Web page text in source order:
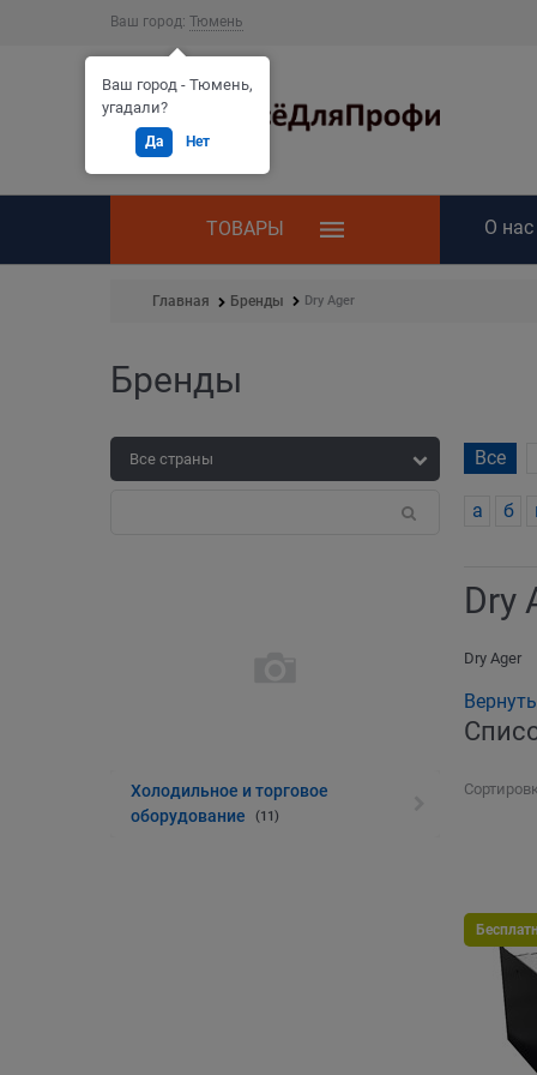
Ваш город: Тюмень
ТОВАРЫ О нас
Главная Бренды Dry Ager
Бренды
Все
а б
Холодильное и торговое
оборудование
(11)
Dry
Dry Ager
Ваш город - Тюмень,
угадали?
Да Нет